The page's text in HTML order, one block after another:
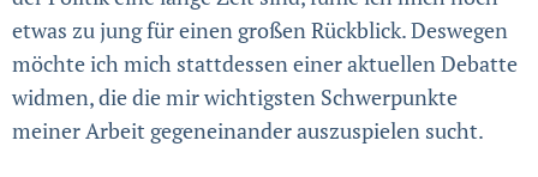
etwas zu jung für einen großen Rückblick. Deswegen
möchte ich mich stattdessen einer aktuellen Debatte
widmen, die die mir wichtigsten Schwerpunkte
meiner Arbeit gegeneinander auszuspielen sucht.